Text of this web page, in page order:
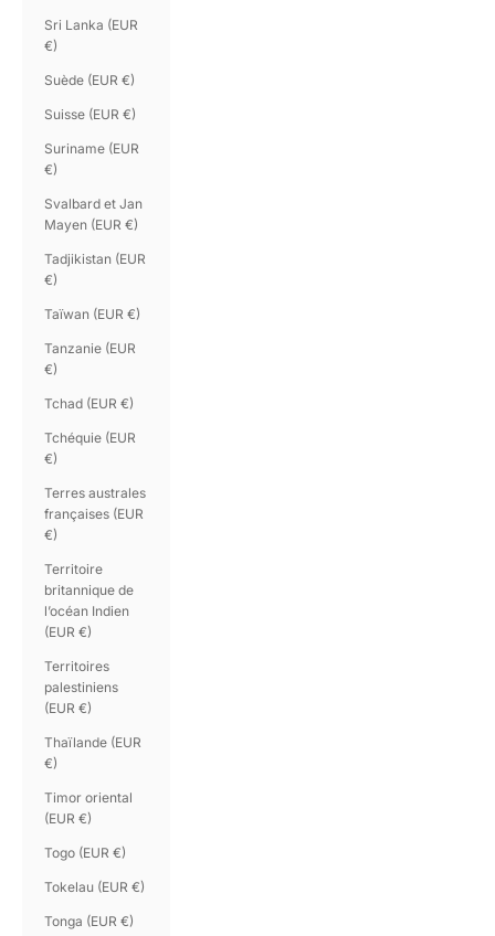
Sri Lanka (EUR
€)
Suède (EUR €)
Suisse (EUR €)
Suriname (EUR
€)
Svalbard et Jan
Mayen (EUR €)
Tadjikistan (EUR
€)
Taïwan (EUR €)
Tanzanie (EUR
€)
Tchad (EUR €)
Tchéquie (EUR
€)
Terres australes
françaises (EUR
€)
Territoire
britannique de
l’océan Indien
(EUR €)
Territoires
palestiniens
(EUR €)
Thaïlande (EUR
€)
Timor oriental
(EUR €)
Togo (EUR €)
Tokelau (EUR €)
Tonga (EUR €)